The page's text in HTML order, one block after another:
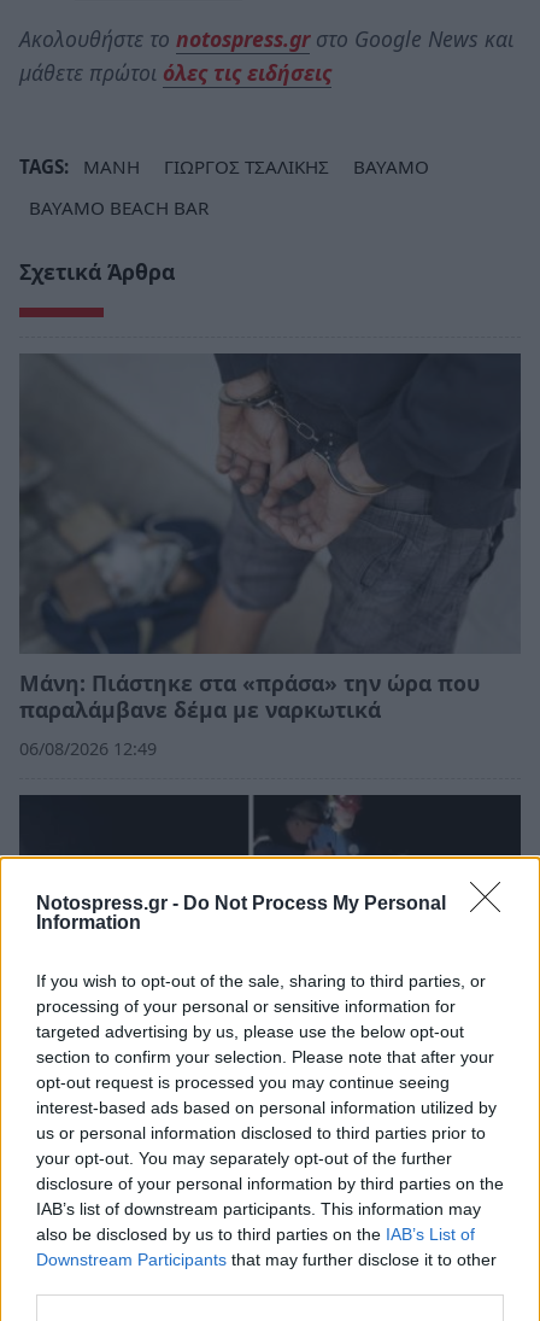
Notospress.gr - Do Not Process My Personal
Information
If you wish to opt-out of the sale, sharing to third parties, or
processing of your personal or sensitive information for
targeted advertising by us, please use the below opt-out
section to confirm your selection. Please note that after your
opt-out request is processed you may continue seeing
interest-based ads based on personal information utilized by
us or personal information disclosed to third parties prior to
your opt-out. You may separately opt-out of the further
disclosure of your personal information by third parties on the
IAB’s list of downstream participants. This information may
also be disclosed by us to third parties on the IAB’s List of
Downstream Participants that may further disclose it to other
Ακολουθήστε το notospress.grστο Google News και
μάθετε πρώτοι όλες τις ειδήσεις
TAGS: ΜΑΝΗ ΓΙΩΡΓΟΣ ΤΣΑΛΙΚΗΣ
BAYAMO
BAYAMO BEACH BAR
Σχετικά Άρθρα
Μάνη: Πιάστηκε στα «πράσα» την ώρα που
παραλάμβανε δέμα με ναρκωτικά
06/08/2026 12:49
Μεσσηνία: Διάσωση οικογένειας Γάλλων που
εγκλωβίστηκε στο Φαράγγι του Βυρού (video)
06/08/2026 09:39